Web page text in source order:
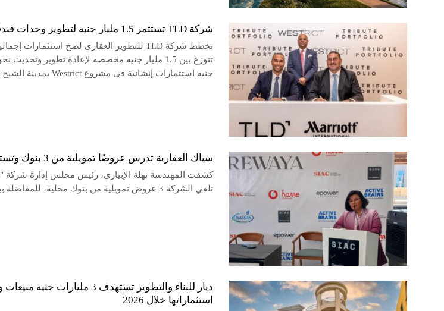
شركة TLD تستثمر 1.5 مليار جنيه لتطوير وحدات فندقية بمختلف مشروعاتها
جنيه استثمارات إنشائية في مشروع Westrict بمدينة الشيخ زايد.
سياك العقارية تدرس عروضًا تمويلية من 3 بنوك وتستعد لتنفيذ مشروع رواية
كشفت المهندسة نهلة الإبياري، رئيس مجلس إدارة شركة
تلقي الشركة 3 عروض تمويلية من بنوك محلية، للمفاضلة بينهم
ديار للبناء والتطوير تستهدف 3
استثماراتها خلال 2026